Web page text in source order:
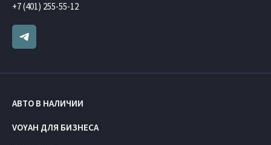
+7 (401) 255-55-12
АВТО В НАЛИЧИИ
VOYAH ДЛЯ БИЗНЕСА